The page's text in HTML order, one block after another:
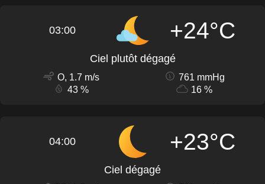
03:00 +24°C
Ciel plutôt dégagé
O, 1.7 m/s
761 mmHg
43 %
16 %
04:00 +23°C
Ciel dégagé